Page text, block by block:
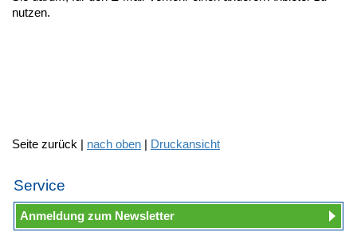
nutzen.
Seite zurück | nach oben | Druckansicht
Service
Anmeldung zum Newsletter